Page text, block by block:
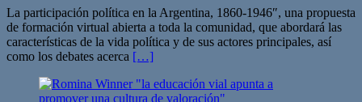
La participación política en la Argentina, 1860-1946″, una propuesta
de formación virtual abierta a toda la comunidad, que abordará las
características de la vida política y de sus actores principales, así
como los debates acerca […]